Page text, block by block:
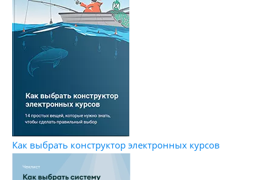
Как выбрать конструктор электронных курсов